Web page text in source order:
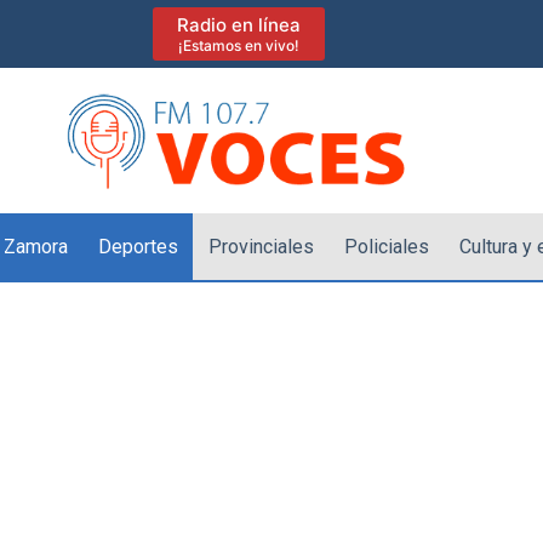
Radio en línea
¡Estamos en vivo!
Deportes Provinciales Policiales Cultura y